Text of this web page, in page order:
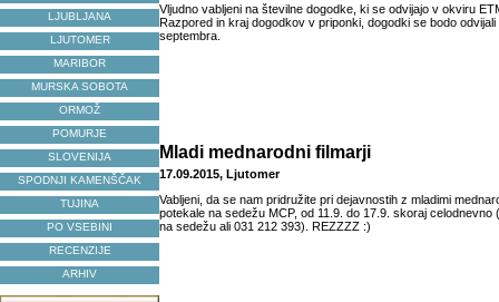
LJUBLJANA
LJUTOMER
MARIBOR
MURSKA SOBOTA
ORMOŽ
POMURJE
SLOVENIJA
SPODNJI KAMENŠČAK
TUJINA
PO VSEBINI
RECENZIJE
ARHIV
Vljudno vabljeni na številne dogodke, ki se odvijajo v okviru
Razpored in kraj dogodkov v priponki, dogodki se bodo
septembra.
Mladi mednarodni filmarji
17.09.2015, Ljutomer
Vabljeni, da se nam pridružite pri dejavnostih z mladimi
potekale na sedežu MCP, od 11.9. do 17.9. skoraj celodnevno
na sedežu ali 031 212 393). REZZZZ :)